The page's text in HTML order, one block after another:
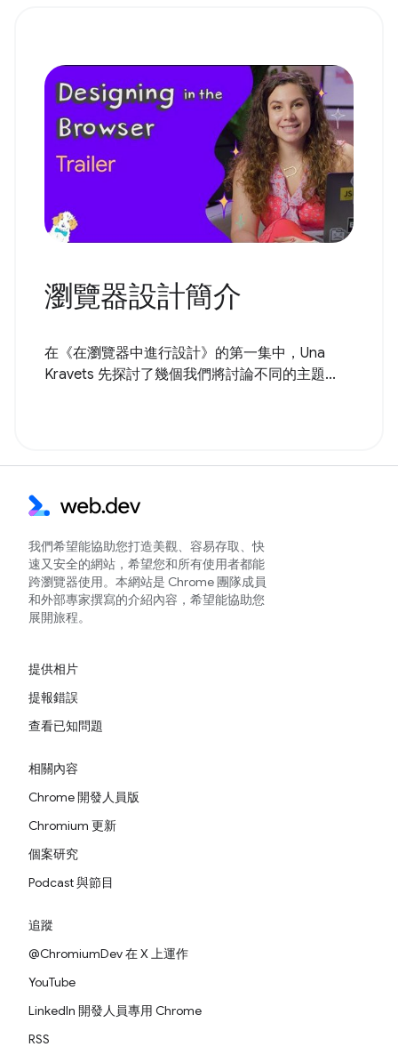
瀏覽器設計簡介
在《在瀏覽器中進行設計》的第一集中，Una
Kravets 先探討了幾個我們將討論不同的主題...
我們希望能協助您打造美觀、容易存取、快
速又安全的網站，希望您和所有使用者都能
跨瀏覽器使用。本網站是 Chrome 團隊成員
和外部專家撰寫的介紹內容，希望能協助您
展開旅程。
提供相片
提報錯誤
查看已知問題
相關內容
Chrome 開發人員版
Chromium 更新
個案研究
Podcast 與節目
追蹤
@ChromiumDev 在 X 上運作
YouTube
LinkedIn 開發人員專用 Chrome
RSS